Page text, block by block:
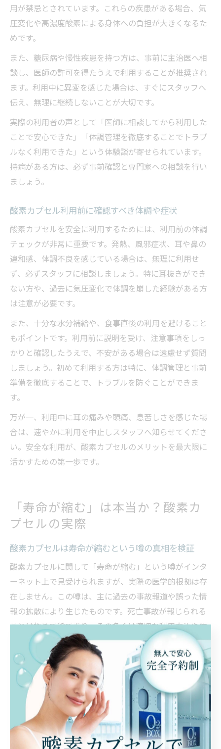
用が禁忌とされています。これらの疾患がある場合、気
圧変化や高濃度酸素による身体への負担が大きくなるた
めです。
また、糖尿病や慢性疾患を持つ方は、事前に主治医へ相
談し、医師の許可を得たうえで利用することが推奨され
ます。利用中に異変を感じた場合は、すぐにスタッフへ
伝え、無理に継続しないことが大切です。
実際の利用者の声として「医師に相談してから利用した
ことで安心できた」「体調管理を徹底することでトラブ
ルなく利用できた」という体験談が寄せられています。
持病がある方は、必ず事前確認と専門家への相談を行い
ましょう。
酸素カプセル利用前に確認すべき体調や症状
酸素カプセルを安全に利用するためには、利用前の体調
チェックが非常に重要です。発熱、風邪症状、耳や鼻の
違和感、体調不良を感じている場合は、無理に利用せ
ず、必ずスタッフに相談しましょう。特に耳抜きができ
ない方や、過去に気圧変化で体調を崩した経験がある方
は注意が必要です。
また、十分な水分補給や、食事直後の利用を避けること
もポイントです。利用前に説明を受け、注意事項をしっ
かりと確認したうえで、不安がある場合は遠慮せず質問
しましょう。初めて利用する方は特に、体調管理と事前
準備を徹底することで、トラブルを防ぐことができま
す。
万が一、利用中に耳の痛みや頭痛、息苦しさを感じた場
合は、速やかに利用を中止しスタッフへ知らせてくださ
い。安全な利用が、酸素カプセルのメリットを最大限に
活かすための第一歩です。
「寿命が縮む」は本当か？酸素カ
プセルの実際
酸素カプセルは寿命が縮むという噂の真相を検証
酸素カプセルに関して「寿命が縮む」という噂がインタ
ーネット上で見受けられますが、実際の医学的根拠は存
在しません。この噂は、主に過去の事故報道や誤った情
報の拡散により生じたものです。死亡事故が報じられる
ことは極めて稀であり、その多くは適切な利用方法や体
調管理が不十分な場合に限られています。
例えば、2024年に報道された酸素カプセル内での事故
も、利用者の健康状態や機器の管理体制に問題があった
ケースが多いのが実情です。正しい知識を持ち、信頼で
きる施設で適切に利用すれば、寿命に悪影響を及ぼすリ
スクは非常に低いといえます。